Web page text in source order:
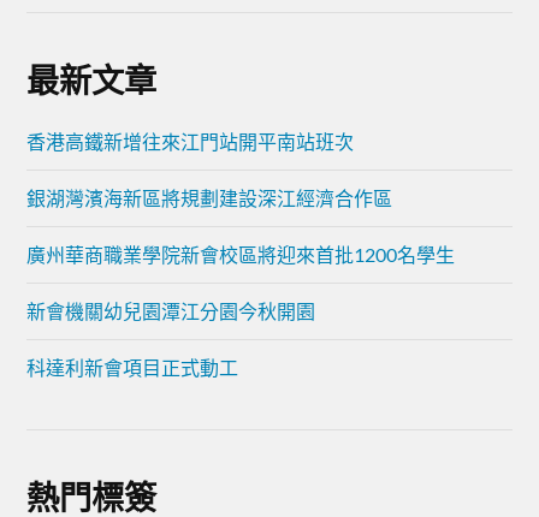
最新文章
香港高鐵新增往來江門站開平南站班次
銀湖灣濱海新區將規劃建設深江經濟合作區
廣州華商職業學院新會校區將迎來首批1200名學生
新會機關幼兒園潭江分園今秋開園
科達利新會項目正式動工
熱門標簽